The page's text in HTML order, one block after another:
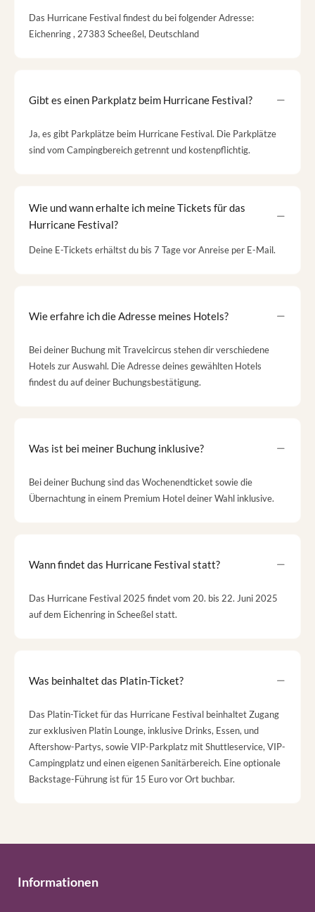
Das Hurricane Festival findest du bei folgender Adresse:
Eichenring , 27383 Scheeßel, Deutschland
Gibt es einen Parkplatz beim Hurricane Festival?
Ja, es gibt Parkplätze beim Hurricane Festival. Die Parkplätze
sind vom Campingbereich getrennt und kostenpflichtig.
Wie und wann erhalte ich meine Tickets für das
Hurricane Festival?
Deine E-Tickets erhältst du bis 7 Tage vor Anreise per E-Mail.
Wie erfahre ich die Adresse meines Hotels?
Bei deiner Buchung mit Travelcircus stehen dir verschiedene
Hotels zur Auswahl. Die Adresse deines gewählten Hotels
findest du auf deiner Buchungsbestätigung.
Was ist bei meiner Buchung inklusive?
Bei deiner Buchung sind das Wochenendticket sowie die
Übernachtung in einem Premium Hotel deiner Wahl inklusive.
Wann findet das Hurricane Festival statt?
Das Hurricane Festival 2025 findet vom 20. bis 22. Juni 2025
auf dem Eichenring in Scheeßel statt​.
Was beinhaltet das Platin-Ticket?
Das Platin-Ticket für das Hurricane Festival beinhaltet Zugang
zur exklusiven Platin Lounge, inklusive Drinks, Essen, und
Aftershow-Partys, sowie VIP-Parkplatz mit Shuttleservice, VIP-
Campingplatz und einen eigenen Sanitärbereich. Eine optionale
Backstage-Führung ist für 15 Euro vor Ort buchbar​.
Informationen